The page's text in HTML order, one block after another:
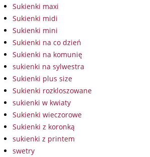
Sukienki maxi
Sukienki midi
Sukienki mini
Sukienki na co dzień
Sukienki na komunię
sukienki na sylwestra
Sukienki plus size
Sukienki rozkloszowane
sukienki w kwiaty
Sukienki wieczorowe
Sukienki z koronką
sukienki z printem
swetry